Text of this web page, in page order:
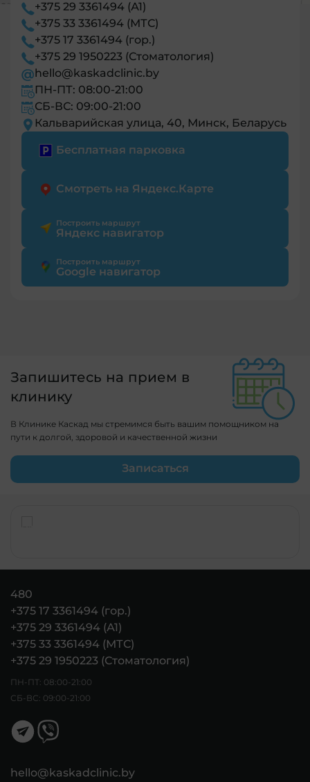
+375 29 3361494 (А1)
+375 33 3361494 (МТС)
+375 17 3361494 (гор.)
+375 29 1950223 (Стоматология)
hello@kaskadclinic.by
ПН-ПТ: 08:00-21:00
СБ-ВС: 09:00-21:00
Кальварийская улица, 40, Минск, Беларусь
Бесплатная парковка
Смотреть на Яндекс.Карте
Построить маршрут
Яндекс навигатор
Построить маршрут
Google навигатор
Запишитесь на прием в
клинику
В Клинике Каскад мы стремимся быть вашим помощником на
пути к долгой, здоровой и качественной жизни
Записаться
480
+375 17 3361494 (гор.)
+375 29 3361494 (А1)
+375 33 3361494 (МТС)
+375 29 1950223 (Стоматология)
ПН-ПТ: 08:00-21:00
СБ-ВС: 09:00-21:00
hello@kaskadclinic.by